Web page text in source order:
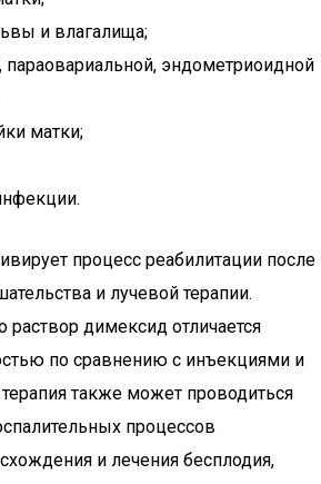
и влагалища;
параовариальной, эндометриоидной
матки;
процесс реабилитации после
и лучевой терапии.
раствор димексид отличается
по сравнению с инъекциями и
также может проводиться
процессов
и лечения бесплодия,